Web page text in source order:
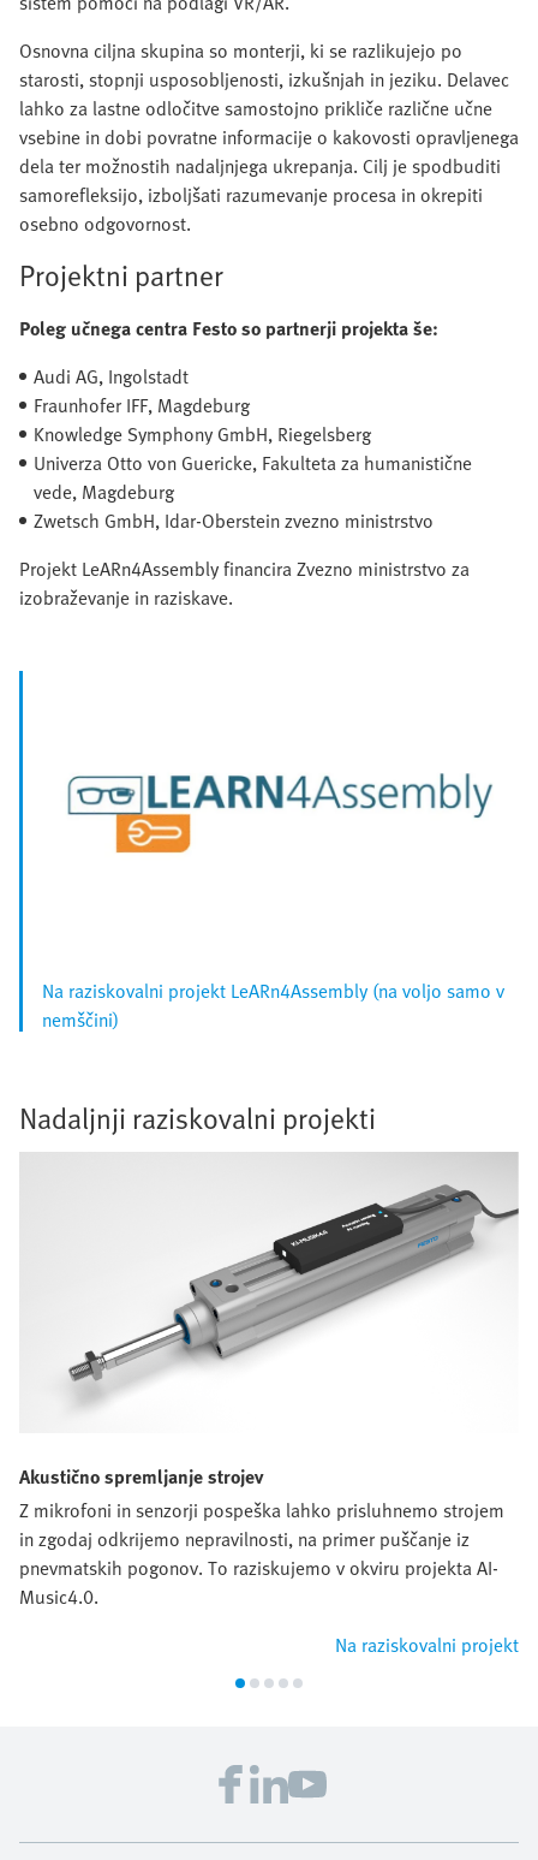
Osnovna ciljna skupina so monterji, ki se razlikujejo po
starosti, stopnji usposobljenosti, izkušnjah in jeziku. Delavec
lahko za lastne odločitve samostojno prikliče različne učne
vsebine in dobi povratne informacije o kakovosti opravljenega
dela ter možnostih nadaljnjega ukrepanja. Cilj je spodbuditi
samorefleksijo, izboljšati razumevanje procesa in okrepiti
osebno odgovornost.
Projektni partner
Poleg učnega centra Festo so partnerji projekta še:
Audi AG, Ingolstadt
Fraunhofer IFF, Magdeburg
Knowledge Symphony GmbH, Riegelsberg
Univerza Otto von Guericke, Fakulteta za humanistične
vede, Magdeburg
Zwetsch GmbH, Idar-Oberstein zvezno ministrstvo
Projekt LeARn4Assembly financira Zvezno ministrstvo za
izobraževanje in raziskave.
Na raziskovalni projekt LeARn4Assembly (na voljo samo v
nemščini)
Nadaljnji raziskovalni projekti
Akustično spremljanje strojev
Z mikrofoni in senzorji pospeška lahko prisluhnemo strojem
in zgodaj odkrijemo nepravilnosti, na primer puščanje iz
pnevmatskih pogonov. To raziskujemo v okviru projekta AI-
Music4.0.
Na raziskovalni projekt